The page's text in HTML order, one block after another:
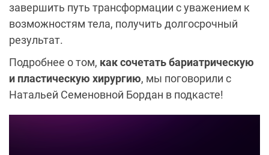
завершить путь трансформации с уважением к
возможностям тела, получить долгосрочный
результат.
Подробнее о том, как сочетать бариатрическую
и пластическую хирургию, мы поговорили с
Натальей Семеновной Бордан в подкасте!